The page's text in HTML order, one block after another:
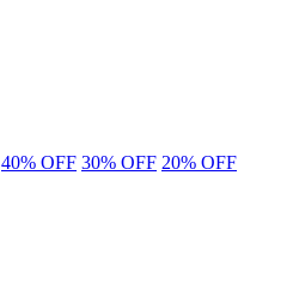
40% OFF 30% OFF 20% OFF